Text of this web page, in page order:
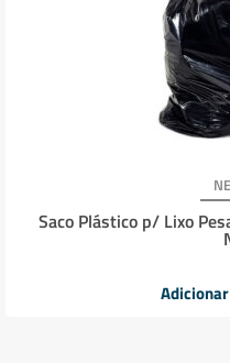
Saco Plástico p/ Lixo